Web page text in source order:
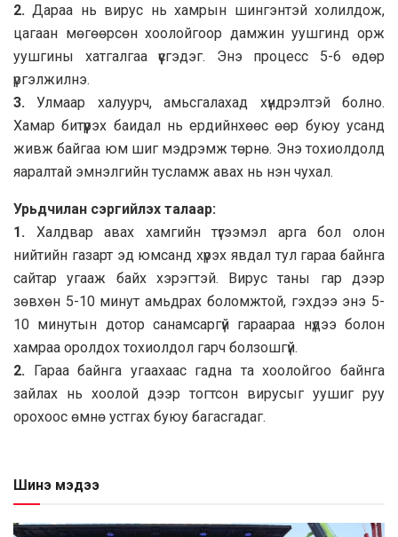
2. Дараа нь вирус нь хамрын шингэнтэй холилдож,
цагаан мөгөөрсөн хоолойгоор дамжин уушгинд орж
уушгины хатгалгаа үүсгэдэг. Энэ процесс 5-6 өдөр
үргэлжилнэ.
3. Улмаар халуурч, амьсгалахад хүндрэлтэй болно.
Хамар битүүрэх баидал нь ердийнхөөс өөр буюу усанд
живж байгаа юм шиг мэдрэмж төрнө. Энэ тохиолдолд
яаралтай эмнэлгийн тусламж авах нь нэн чухал.
Урьдчилан сэргийлэх талаар:
1. Халдвар авах хамгийн түгээмэл арга бол олон
нийтийн газaрт эд юмсанд хүрэх явдал тул гараа байнга
сайтар угааж байх хэрэгтэй. Вирус таны гар дээр
зөвхөн 5-10 минут амьдрах боломжтой, гэхдээ энэ 5-
10 минутын дотор санамсаргүй гараараа нүдээ болон
хамраа оролдох тохиолдол гарч болзошгүй.
2. Гараа байнга угаахаас гадна та хоолойгоо байнга
зайлах нь хоолой дээр тогтсон вирусыг уушиг руу
орохоос өмнө устгах буюу багасгадаг.
Шинэ мэдээ